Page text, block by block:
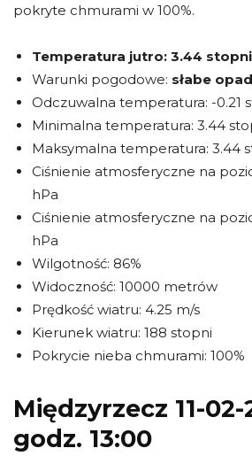
pokryte chmurami w 100%.
Temperatura jutro: 3.44 stopni
Warunki pogodowe: słabe
Odczuwalna temperatura: -0.21
Minimalna temperatura: 3.44
Maksymalna temperatura: 3.44
Ciśnienie atmosferyczne na
hPa
Ciśnienie atmosferyczne na
hPa
Wilgotność: 86%
Widoczność: 10000 metrów
Prędkość wiatru: 4.25 m/s
Kierunek wiatru: 188 stopni
Pokrycie nieba chmurami: 100%
Międzyrzecz 11-02-
godz. 13:00